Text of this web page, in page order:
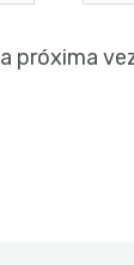
próxima